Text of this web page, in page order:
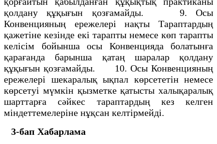
қолдану құқығын қозғамайды. 9. Осы
Конвенцияның ережелерi нақты Тараптардың
қажетiне кезiнде екi тарапты немесе көп тарапты
келiсiм бойынша осы Конвенцияда болатынға
қарағанда барынша қатаң шаралар қолдану
құқығын қозғамайды. 10. Осы Конвенцияның
ережелерi шекаралық ықпал көрсететiн немесе
көрсетуi мүмкiн қызметке қатысты халықаралық
шарттарға сәйкес тараптардың кез келген
мiндеттемелерiне нұқсан келтiрмейдi.
3-бап Хабарлама